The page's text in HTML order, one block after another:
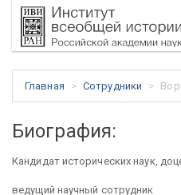
Главная Сотрудники
Биография:
Кандидат исторических наук,
ведущий научный сотрудник